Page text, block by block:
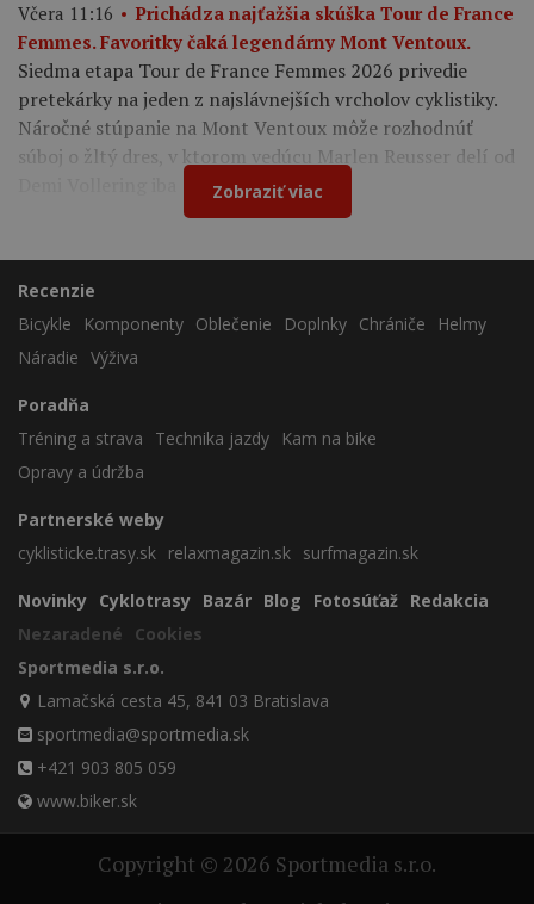
Včera 11:16
Prichádza najťažšia skúška Tour de France
Femmes. Favoritky čaká legendárny Mont Ventoux.
Siedma etapa Tour de France Femmes 2026 privedie
pretekárky na jeden z najslávnejších vrcholov cyklistiky.
Náročné stúpanie na Mont Ventoux môže rozhodnúť
súboj o žltý dres, v ktorom vedúcu Marlen Reusser delí od
Demi Vollering iba 12 sekúnd.
Zobraziť viac
Recenzie
Bicykle
Komponenty Oblečenie Doplnky Chrániče
Helmy
Náradie Výživa
Poradňa
Tréning a strava
Technika jazdy
Kam na bike
Opravy a údržba
Partnerské weby
cyklisticke.trasy.sk relaxmagazin.sk surfmagazin.sk
Novinky Cyklotrasy Bazár Blog Fotosúťaž Redakcia
Nezaradené
Cookies
Sportmedia s.r.o.
Lamačská cesta 45, 841 03 Bratislava
sportmedia@sportmedia.sk
+421 903 805 059
www.biker.sk
Copyright © 2026 Sportmedia s.r.o.